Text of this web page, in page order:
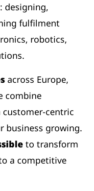
designing,
fulfilment
robotics,
across Europe,
combine
centric
business growing.
to transform
a competitive